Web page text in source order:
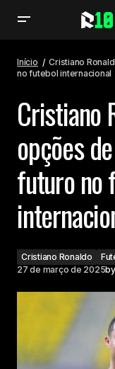
internacional
Início
Cristiano
no futebol internacional
Cristiano
opções
futuro no
Cristiano Ronaldo
27 de março de 2025by